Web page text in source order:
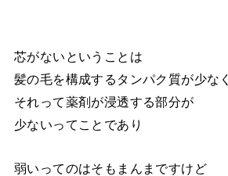
芯がないということは
髪の毛を構成するタンパク質が少なく
それって薬剤が浸透する部分が
少ないってことであり
弱いってのはそもまんまですけど